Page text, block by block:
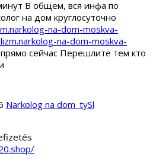
В общем, вся инфа по
на дом круглосуточно
na-dom-moskva-
na-dom-moskva-
сейчас Перешлите тем кто
Narkolog na dom_tySl